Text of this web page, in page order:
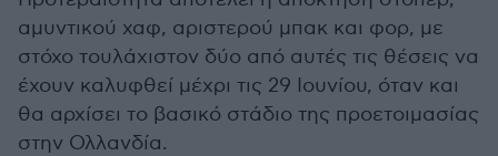
αμυντικού χαφ, αριστερού μπακ και φορ, με
στόχο τουλάχιστον δύο από αυτές τις θέσεις να
έχουν καλυφθεί μέχρι τις 29 Ιουνίου, όταν και
θα αρχίσει το βασικό στάδιο της προετοιμασίας
στην Ολλανδία.